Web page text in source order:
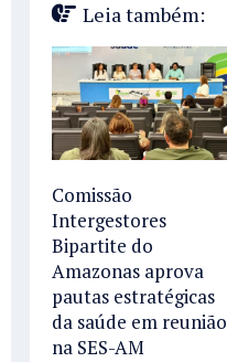
Leia também:
Comissão
Intergestores
Bipartite do
Amazonas aprova
pautas estratégicas
da saúde em reunião
na SES-AM